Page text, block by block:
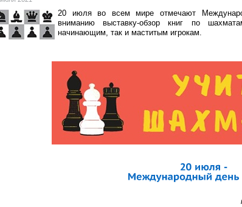
20 июля во всем мире отмечают
вниманию выставку-обзор книг по
начинающим, так и маститым игрокам.